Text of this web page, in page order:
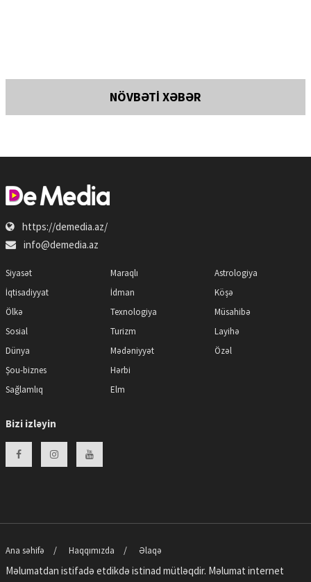
NÖVBƏTİ XƏBƏR
https://demedia.az/
info@demedia.az
Siyasət
İqtisadiyyat
Ölkə
Sosial
Dünya
Şou-biznes
Sağlamlıq
Maraqlı
İdman
Texnologiya
Turizm
Mədəniyyət
Hərbi
Elm
Astrologiya
Köşə
Müsahibə
Layihə
Özəl
Bizi izləyin
Ana səhifə Haqqımızda Əlaqə
Məlumatdan istifadə etdikdə istinad mütləqdir. Məlumat internet